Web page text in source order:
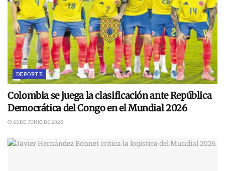
DEPORTE
Colombia se juega la clasificación ante República
Democrática del Congo en el Mundial 2026
23 DE JUNIO DE 2026